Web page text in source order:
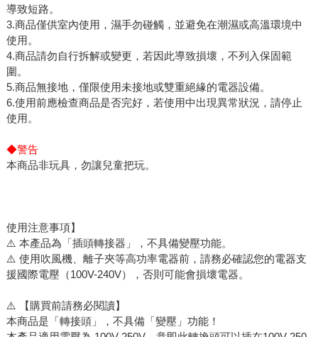
導致短路。
3.商品僅供室內使用，濕手勿碰觸，並避免在潮濕或高溫環境中
使用。
4.商品請勿自行拆解或變更，若因此導致損壞，不列入保固範
圍。
5.商品無接地，僅限使用未接地或雙重絕緣的電器設備。
6.使用前應檢查商品是否完好，若使用中出現異常狀況，請停止
使用。
◆警告
本商品非玩具，勿讓兒童把玩。
使用注意事項】
⚠️ 本產品為「插頭轉接器」，不具備變壓功能。
⚠️ 使用吹風機、離子夾等高功率電器前，請務必確認您的電器支
援國際電壓（100V-240V），否則可能會損壞電器。
⚠️ 【購買前請務必閱讀】
本商品是「轉接頭」，不具備「變壓」功能！